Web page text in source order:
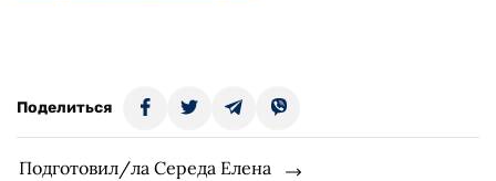
Поделиться
Подготовил/ла Середа Елена